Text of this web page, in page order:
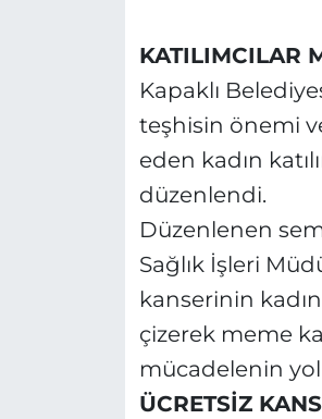
KATILIMCILAR
Kapaklı
teşhisin önemi
eden kadın
düzenlendi.
Düzenlenen
Sağlık İşleri
kanserinin
çizerek meme
mücadelenin
ÜCRETSİZ